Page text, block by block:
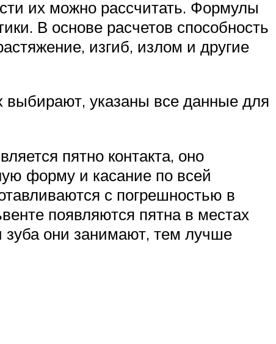
их можно рассчитать. Формулы
В основе расчетов способность
изгиб, излом и другие
выбирают, указаны все данные для
пятно контакта, оно
форму и касание по всей
с погрешностью в
появляются пятна в местах
зуба они занимают, тем лучше